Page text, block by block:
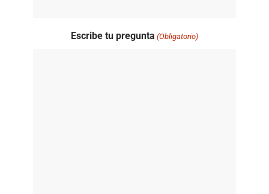
Escribe tu pregunta (Obligatorio)